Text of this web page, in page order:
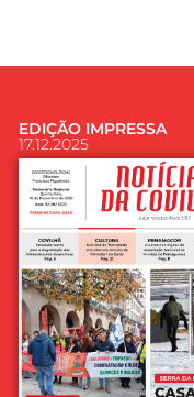
EDIÇÃO IMPRESSA
17.12.2025